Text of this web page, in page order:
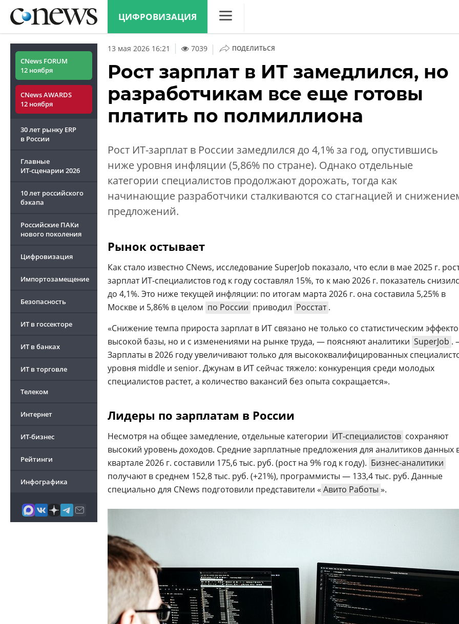
ЦИФРОВИЗАЦИЯ
Конференции
Маркет
Техника
CNews FORUM
12 ноября
CNews AWARDS
12 ноября
30 лет рынку ERP
в России
Главные
ИТ-сценарии 2026
10 лет российского
бэкапа
Российские ПАКи
нового поколения
Цифровизация
Импортозамещение
Безопасность
ИТ в госсекторе
ИТ в банках
ИТ в торговле
Телеком
Интернет
ИТ-бизнес
Рейтинги
Инфографика
13 мая 2026 16:21 7039 | ПОДЕЛИТЬСЯ
Рост зарплат в ИТ замедлился, но
разработчикам все еще готовы
платить по полмиллиона
Рост ИТ-зарплат в России замедлился до 4,1% за год, опустившись
ниже уровня инфляции (5,86% по стране). Однако отдельные
категории специалистов продолжают дорожать, тогда как
начинающие разработчики сталкиваются со стагнацией и
предложений.
Рынок остывает
Как стало известно CNews, исследование SuperJob показало, что если в мае 2025 г.
зарплат ИТ-специалистов год к году составлял 15%, то к маю 2026 г. показатель
до 4,1%. Это ниже текущей инфляции: по итогам марта 2026 г. она составила 5,25% в
Москве и 5,86% в целом по России приводил Росстат .
«Снижение темпа прироста зарплат в ИТ связано не только со статистическим
высокой базы, но и с изменениями на рынке труда, — поясняют аналитики SuperJob .
Зарплаты в 2026 году увеличивают только для высококвалифицированных
уровня middle и senior. Джунам в ИТ сейчас тяжело: конкуренция среди молодых
специалистов растет, а количество вакансий без опыта сокращается».
Лидеры по зарплатам в России
Несмотря на общее замедление, отдельные категории ИТ-специалистов сохраняют
высокий уровень доходов. Средние зарплатные предложения для аналитиков данных
квартале 2026 г. составили 175,6 тыс. руб. (рост на 9% год к году). Бизнес-аналитики
получают в среднем 152,8 тыс. руб. (+21%), программисты — 133,4 тыс. руб. Данные
специально для CNews подготовили представители « Авито Работы ».